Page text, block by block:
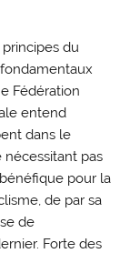
du
Fédération
entend
dans le
pas
pour la
de par sa
de
Forte des